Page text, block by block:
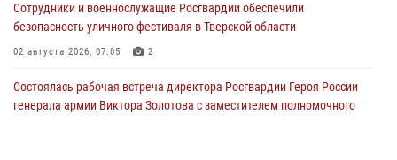
Сотрудники и военнослужащие Росгвардии обеспечили
безопасность уличного фестиваля в Тверской области
02 августа 2026, 07:05 2
Состоялась рабочая встреча директора Росгвардии Героя России
генерала армии Виктора Золотова с заместителем полномочного